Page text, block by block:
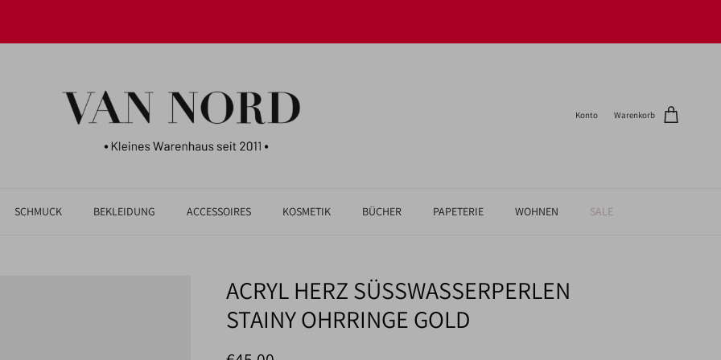
Konto Warenkorb
SCHMUCK BEKLEIDUNG ACCESSOIRES KOSMETIK BÜCHER PAPETERIE WOHNEN SALE
ACRYL HERZ SÜSSWASSERPERLEN
STAINY OHRRINGE GOLD